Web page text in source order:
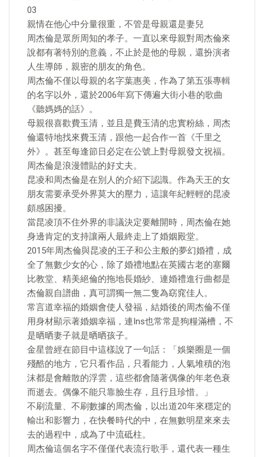
03
親情在他心中分量很重，不管是母親還是妻兒
周杰倫是眾所周知的孝子。一直以來母親對周杰倫來
說都有著特別的意義，不止於是他的母親，還扮演者
人生導師，親密的朋友的角色。
周杰倫不僅以母親的名字葉惠美，作為了第五張專輯
的名字以外，還於2006年寫下傳遍大街小巷的歌曲
《聽媽媽的話》。
母親很喜歡費玉清，並且是費玉清的忠實粉絲，周杰
倫還特地找來費玉清，跟他一起合作一首《千里之
外》。甚至每逢節日必定在公號上對母親發文祝福。
周杰倫是浪漫體貼的好丈夫。
昆凌和周杰倫是在別人的介紹下認識。作為天王的女
朋友需要承受外界莫大的壓力，這讓年紀輕輕的昆凌
頗感困擾。
當昆凌頂不住外界的非議決定要離開時，周杰倫在她
身邊肯定的支持讓兩人最終走上了婚姻殿堂。
2015年周杰倫與昆凌的王子和公主般的夢幻婚禮，成
全了無數少女的心，除了婚禮地點在英國古老的塞爾
比教堂、精美絕倫的拖地長婚紗、連婚禮進行曲都是
杰倫親自譜曲，真可謂獨一無二隻為窈窕佳人。
常言道幸福的婚姻會使人發福，結婚後的周杰倫不僅
用身材顯示著婚姻幸福，連Ins也常常是狗糧滿槽，不
是晒晒妻子就是晒晒孩子。
金星曾經在節目中這樣說了一句話：「娛樂圈是一個
殘酷的地方，它只看作品，只看能力，人氣堆積的泡
沫都是會離散的浮雲，這些都會隨著偶像的年老色衰
而逝去。偶像不能只靠臉生存，且行且珍惜。」
不刷流量、不刷數據的周杰倫，以出道20年來穩定的
輸出和影響力，在快餐時代的中，在無數明星來來去
去的過程中，成為了中流砥柱。
周杰倫這個名字不僅僅代表流行歌手，還代表一種生